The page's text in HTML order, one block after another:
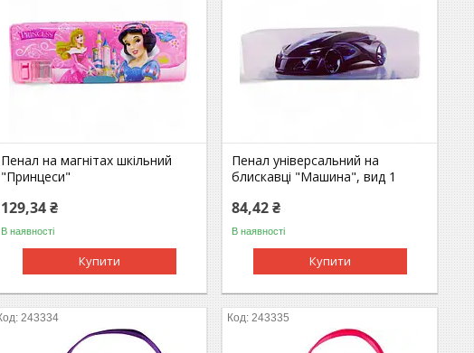
Пенал на магнітах шкільний
"Принцеси"
129,34 ₴
В наявності
Купити
Пенал універсальний на
блискавці "Машина", вид 1
84,42 ₴
В наявності
Купити
243334 243335